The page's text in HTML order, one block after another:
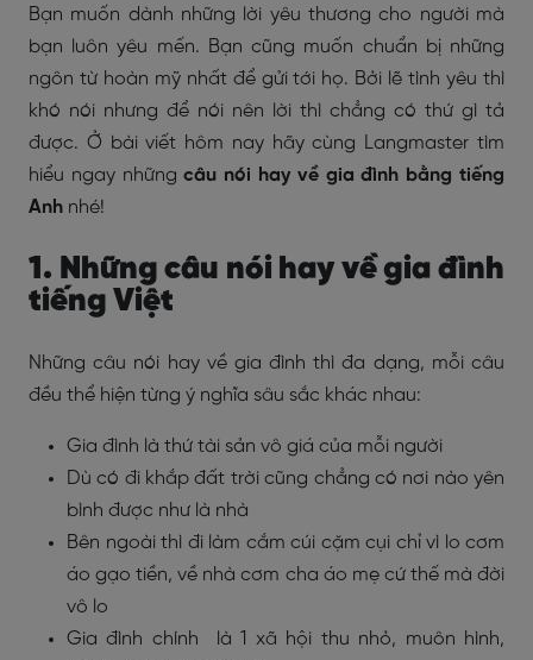
Bạn muốn dành những lời yêu thương cho người mà
bạn luôn yêu mến. Bạn cũng muốn chuẩn bị những
ngôn từ hoàn mỹ nhất để gửi tới họ. Bởi lẽ tình yêu thì
khó nói nhưng để nói nên lời thì chẳng có thứ gì tả
được. Ở bài viết hôm nay hãy cùng Langmaster tìm
hiểu ngay nhữngcâu nói hay về gia đình bằng tiếng
Anh nhé!
1. Những câu nói hay về gia đình
tiếng Việt
Những câu nói hay về gia đình thì đa dạng, mỗi câu
đều thể hiện từng ý nghĩa sâu sắc khác nhau:
Gia đình là thứ tài sản vô giá của mỗi người
Dù có đi khắp đất trời cũng chẳng có nơi nào yên
bình được như là nhà
Bên ngoài thì đi làm cắm cúi cặm cụi chỉ vì lo cơm
áo gạo tiền, về nhà cơm cha áo mẹ cứ thế mà đời
vô lo
Gia đình chính là 1 xã hội thu nhỏ, muôn hình,